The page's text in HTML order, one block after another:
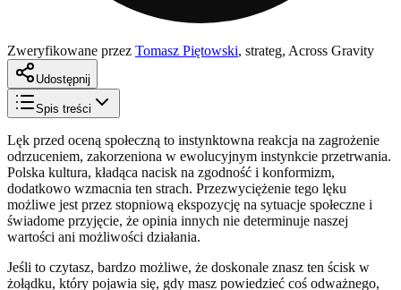
Zweryfikowane przez Tomasz Piętowski, strateg, Across Gravity
Udostępnij
Spis treści
Lęk przed oceną społeczną to instynktowna reakcja na zagrożenie
odrzuceniem, zakorzeniona w ewolucyjnym instynkcie przetrwania.
Polska kultura, kładąca nacisk na zgodność i konformizm,
dodatkowo wzmacnia ten strach. Przezwyciężenie tego lęku
możliwe jest przez stopniową ekspozycję na sytuacje społeczne i
świadome przyjęcie, że opinia innych nie determinuje naszej
wartości ani możliwości działania.
Jeśli to czytasz, bardzo możliwe, że doskonale znasz ten ścisk w
żołądku, który pojawia się, gdy masz powiedzieć coś odważnego,